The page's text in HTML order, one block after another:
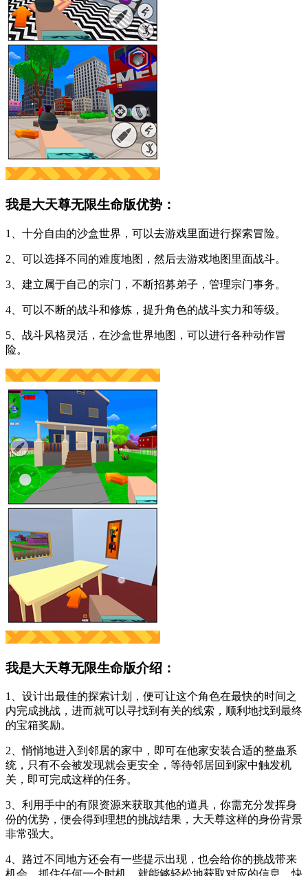
我是大天尊无限生命版优势：
1、十分自由的沙盒世界，可以去游戏里面进行探索冒险。
2、可以选择不同的难度地图，然后去游戏地图里面战斗。
3、建立属于自己的宗门，不断招募弟子，管理宗门事务。
4、可以不断的战斗和修炼，提升角色的战斗实力和等级。
5、战斗风格灵活，在沙盒世界地图，可以进行各种动作冒
险。
我是大天尊无限生命版介绍：
1、设计出最佳的探索计划，便可让这个角色在最快的时间之
内完成挑战，进而就可以寻找到有关的线索，顺利地找到最终
的宝箱奖励。
2、悄悄地进入到邻居的家中，即可在他家安装合适的整蛊系
统，只有不会被发现就会更安全，等待邻居回到家中触发机
关，即可完成这样的任务。
3、利用手中的有限资源来获取其他的道具，你需充分发挥身
份的优势，便会得到理想的挑战结果，大天尊这样的身份背景
非常强大。
4、路过不同地方还会有一些提示出现，也会给你的挑战带来